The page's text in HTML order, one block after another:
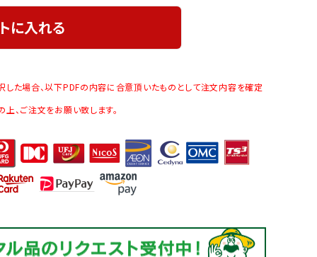
に入れる
した場合、以下PDFの内容に合意頂いたものとして注文内容を確定
、ご注文をお願い致します。